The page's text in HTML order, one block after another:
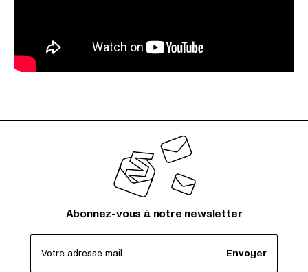
Abonnez-vous à notre newsletter
Votre adresse mail Envoyer